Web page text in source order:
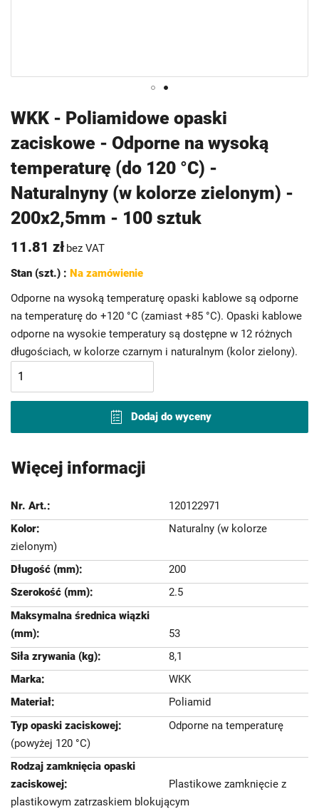
WKK - Poliamidowe opaski
zaciskowe - Odporne na wysoką
temperaturę (do 120 °C) -
Naturalnyny (w kolorze zielonym) -
200x2,5mm - 100 sztuk
11.81 zł bez VAT
Stan (szt.) : Na zamówienie
Odporne na wysoką temperaturę opaski kablowe są odporne
na temperaturę do +120 °C (zamiast +85 °C). Opaski kablowe
odporne na wysokie temperatury są dostępne w 12 różnych
długościach, w kolorze czarnym i naturalnym (kolor zielony).
Dodaj do wyceny
na
początek
galerii
Więcej informacji
120122971
Naturalny (w kolorze
zielonym)
200
2.5
53
8,1
WKK
Poliamid
Odporne na temperaturę
(powyżej 120 °C)
Plastikowe zamknięcie z
plastikowym zatrzaskiem blokującym